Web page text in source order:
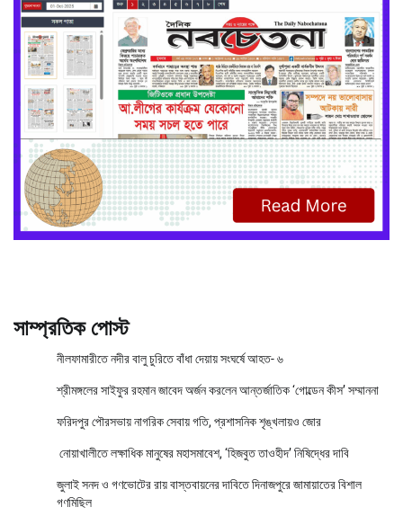
সাম্প্রতিক পোস্ট
নীলফামারীতে নদীর বালু চুরিতে বাঁধা দেয়ায় সংঘর্ষে আহত- ৬
শ্রীমঙ্গলের সাইফুর রহমান জাবেদ অর্জন করলেন আন্তর্জাতিক ‘গোল্ডেন কীস’ সম্মাননা
ফরিদপুর পৌরসভায় নাগরিক সেবায় গতি, প্রশাসনিক শৃঙ্খলায়ও জোর
নোয়াখালীতে লক্ষাধিক মানুষের মহাসমাবেশ, ‘হিজবুত তাওহীদ’ নিষিদ্ধের দাবি
জুলাই সনদ ও গণভোটের রায় বাস্তবায়নের দাবিতে দিনাজপুরে জামায়াতের বিশাল
গণমিছিল